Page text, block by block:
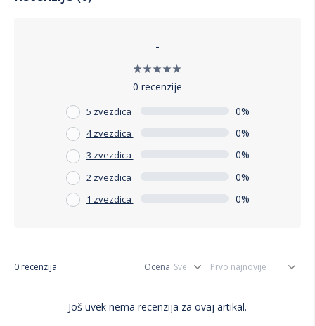
-
0 recenzije
5 zvezdica 0%
4 zvezdica 0%
3 zvezdica 0%
2 zvezdica 0%
1 zvezdica 0%
0 recenzija Ocena
Još uvek nema recenzija za ovaj artikal.